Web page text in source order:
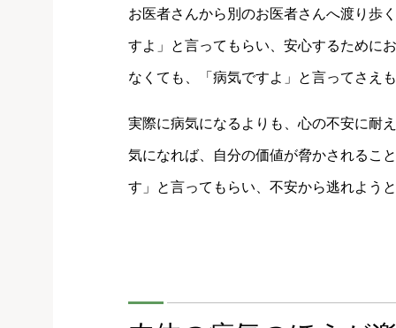
お医者さんから別のお医者さんへ渡り歩
すよ」と言ってもらい、安心するために
なくても、「病気ですよ」と言ってさえ
実際に病気になるよりも、心の不安に耐
気になれば、自分の価値が脅かされるこ
す」と言ってもらい、不安から逃れよう